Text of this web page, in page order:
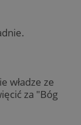
władze ze
za "Bóg